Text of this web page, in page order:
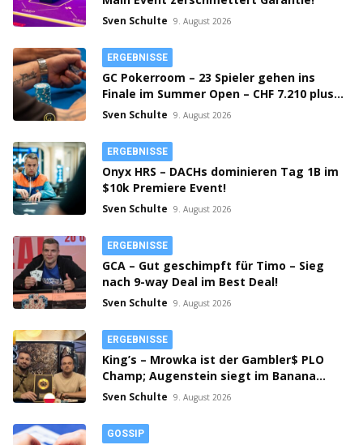
Sven Schulte 9. August 2026
ERGEBNISSE
GC Pokerroom – 23 Spieler gehen ins
Finale im Summer Open – CHF 7.210 plus
Bounties on Top!
Sven Schulte 9. August 2026
ERGEBNISSE
Onyx HRS – DACHs dominieren Tag 1B im
$10k Premiere Event!
Sven Schulte 9. August 2026
ERGEBNISSE
GCA – Gut geschimpft für Timo – Sieg
nach 9-way Deal im Best Deal!
Sven Schulte 9. August 2026
ERGEBNISSE
King’s – Mrowka ist der Gambler$ PLO
Champ; Augenstein siegt im Banana
Cup!
Sven Schulte 9. August 2026
GOSSIP